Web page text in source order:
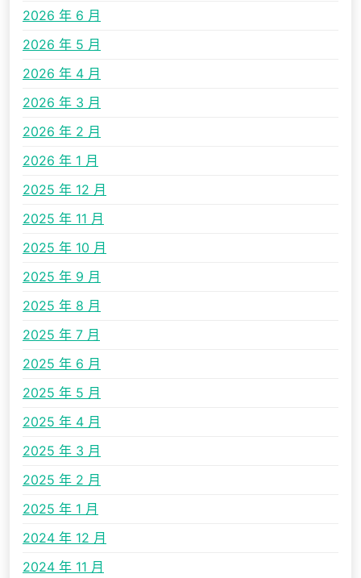
2026 年 6 月
2026 年 5 月
2026 年 4 月
2026 年 3 月
2026 年 2 月
2026 年 1 月
2025 年 12 月
2025 年 11 月
2025 年 10 月
2025 年 9 月
2025 年 8 月
2025 年 7 月
2025 年 6 月
2025 年 5 月
2025 年 4 月
2025 年 3 月
2025 年 2 月
2025 年 1 月
2024 年 12 月
2024 年 11 月